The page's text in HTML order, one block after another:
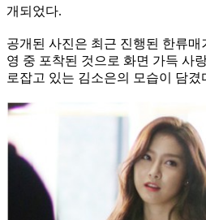
개되었다.
공개된 사진은 최근 진행된 한류
영 중 포착된 것으로 화면 가득 사
로잡고 있는 김소은의 모습이 담겼